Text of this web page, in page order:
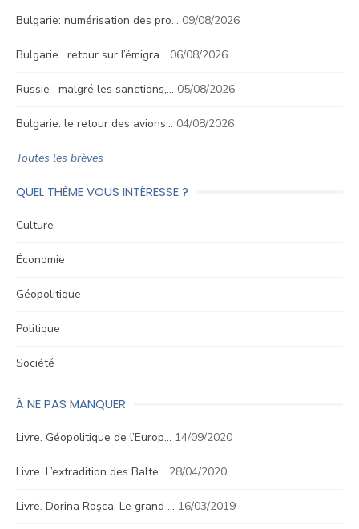
Bulgarie: numérisation des pro… 09/08/2026
Bulgarie : retour sur l’émigra… 06/08/2026
Russie : malgré les sanctions,… 05/08/2026
Bulgarie: le retour des avions… 04/08/2026
Toutes les brèves
QUEL THÈME VOUS INTÉRESSE ?
Culture
Économie
Géopolitique
Politique
Société
À NE PAS MANQUER
Livre. Géopolitique de l’Europ… 14/09/2020
Livre. L’extradition des Balte… 28/04/2020
Livre. Dorina Roşca, Le grand … 16/03/2019